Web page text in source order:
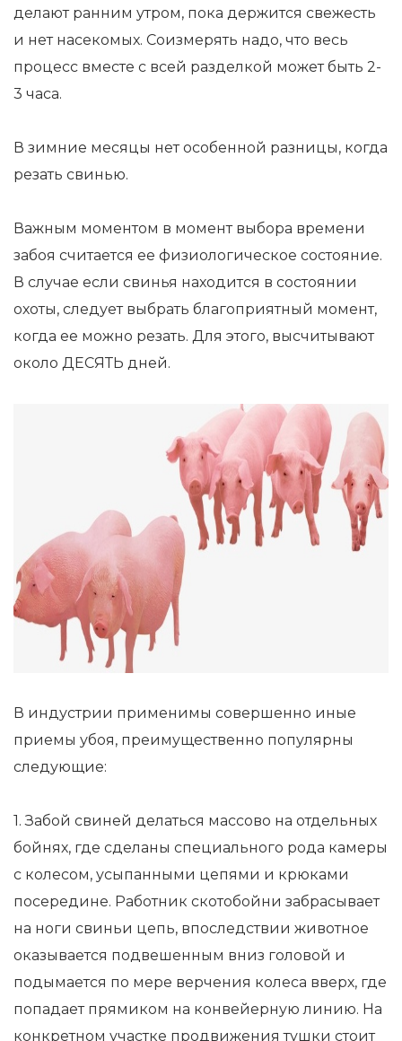
делают ранним утром, пока держится свежесть
и нет насекомых. Соизмерять надо, что весь
процесс вместе с всей разделкой может быть 2-
3 часа.
В зимние месяцы нет особенной разницы, когда
резать свинью.
Важным моментом в момент выбора времени
забоя считается ее физиологическое состояние.
В случае если свинья находится в состоянии
охоты, следует выбрать благоприятный момент,
когда ее можно резать. Для этого, высчитывают
около ДЕСЯТЬ дней.
В индустрии применимы совершенно иные
приемы убоя, преимущественно популярны
следующие:
1. Забой свиней делаться массово на отдельных
бойнях, где сделаны специального рода камеры
с колесом, усыпанными цепями и крюками
посередине. Работник скотобойни забрасывает
на ноги свиньи цепь, впоследствии животное
оказывается подвешенным вниз головой и
подымается по мере верчения колеса вверх, где
попадает прямиком на конвейерную линию. На
конкретном участке продвижения тушки стоит